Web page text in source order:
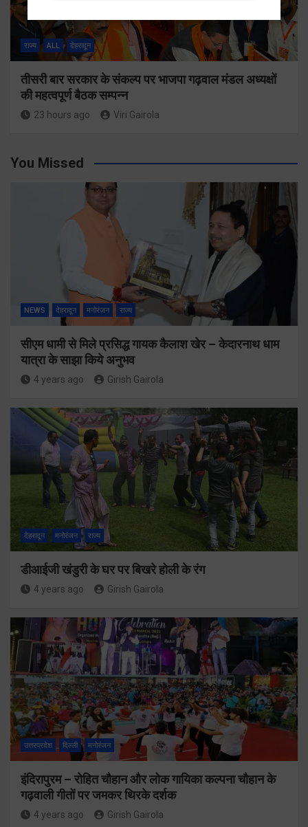
राज्य ALL देहरादून
तीसरी बार सरकार के संकल्प पर भाजपा गढ़वाल मंडल अध्यक्षों
की महत्वपूर्ण बैठक सम्पन्न
23 hours ago Viri Gairola
You Missed
NEWS देहरादून मनोरंजन राज्य
सीएम धामी से मिले प्रसिद्ध गायक कैलाश खेर – केदारनाथ धाम
यात्रा के साझा किये अनुभव
4 years ago Girish Gairola
देहरादून मनोरंजन राज्य
डीआईजी खंडुरी के घर पर बिखरे होली के रंग
4 years ago Girish Gairola
उत्तरप्रदेश दिल्ली मनोरंजन
इंदिरापुरम – रोहित चौहान और लोक गायिका कल्पना चौहान के
गढ़वाली गीतों पर जमकर थिरके दर्शक
4 years ago Girish Gairola